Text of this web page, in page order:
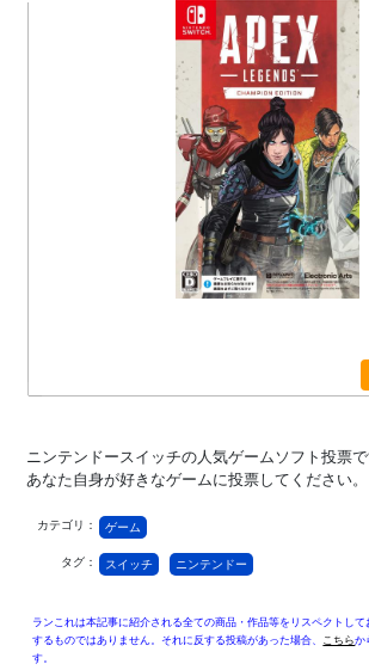
ニンテンドースイッチの人気ゲームソフト投票で
あなた自身が好きなゲームに投票してください。
カテゴリ： ゲーム
タグ： スイッチ ニンテンドー
ランこれは本記事に紹介される全ての商品・作品等をリスペクトし
するものではありません。それに反する投稿があった場合、 こちらか
す。